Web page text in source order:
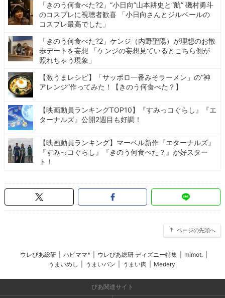
「きのう何食べた?2」“小日向”山本耕史と“航” 磯村勇斗
のコスプレに視聴者歓喜 「小日向さんとジルベールの
コスプレ最高でした」
「きのう何食べた?2」ケンジ（内野聖陽）が理想のお散
歩デートを妄想 「ケンジの妄想見ているとこちら側が
照れちゃう現象」
【激うまレシピ】「サッポロ一番みそラーメン」の“神
アレンジ”作ってみた！【きのう何食べた？】
【映画動員ランキングTOP10】『すみっコぐらし』『エ
ターナルズ』公開2週目も好調！
【映画動員ランキング】マーベル新作『エターナルズ』
『すみっコぐらし』『きのう何食べた？』が好スター
ト！
ページの先頭へ
ウレぴあ総研 ハピママ* ウレぴあ総研 ディズニー特集 mimot.
うまいめし
うまいパン うまい肉 Medery.
ぴあ関連サイト